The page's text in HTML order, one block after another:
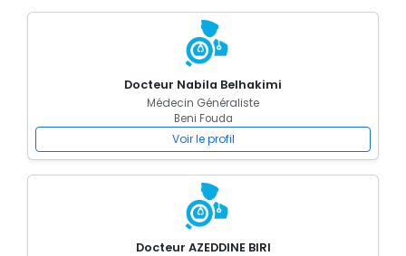
Docteur Nabila Belhakimi
Médecin Généraliste
Beni Fouda
Voir le profil
Docteur AZEDDINE BIRI